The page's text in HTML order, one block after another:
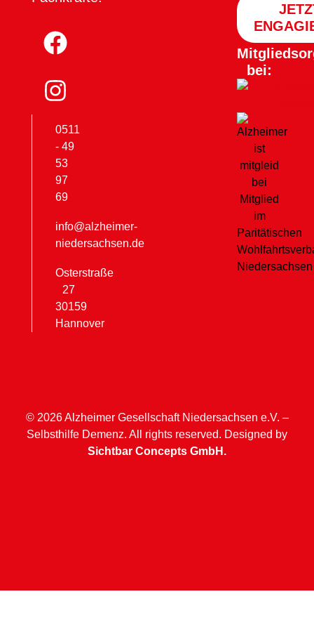
0511
- 49
53
97
69
info@alzheimer-
niedersachsen.de
Osterstraße
27
30159
Hannover
bei:
© 2026 Alzheimer Gesellschaft Niedersachsen e.V. –
Selbsthilfe Demenz. All rights reserved. Designed by
Sichtbar Concepts GmbH.